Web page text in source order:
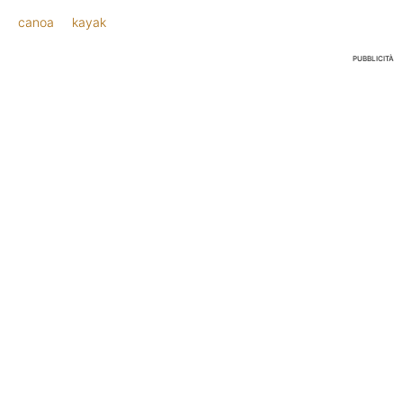
canoa kayak
PUBBLICITÀ